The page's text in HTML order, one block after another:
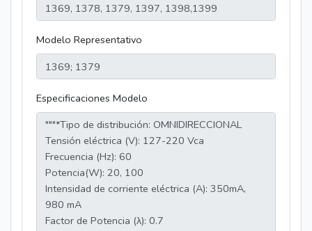
Modelo Representativo
Especificaciones Modelo